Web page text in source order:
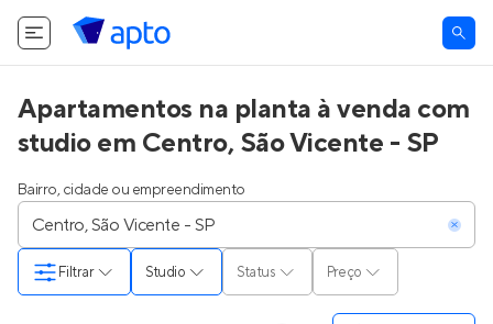
Apartamentos na planta à venda com
studio em Centro, São Vicente - SP
Bairro, cidade ou empreendimento
Studio Status Preço
Filtrar